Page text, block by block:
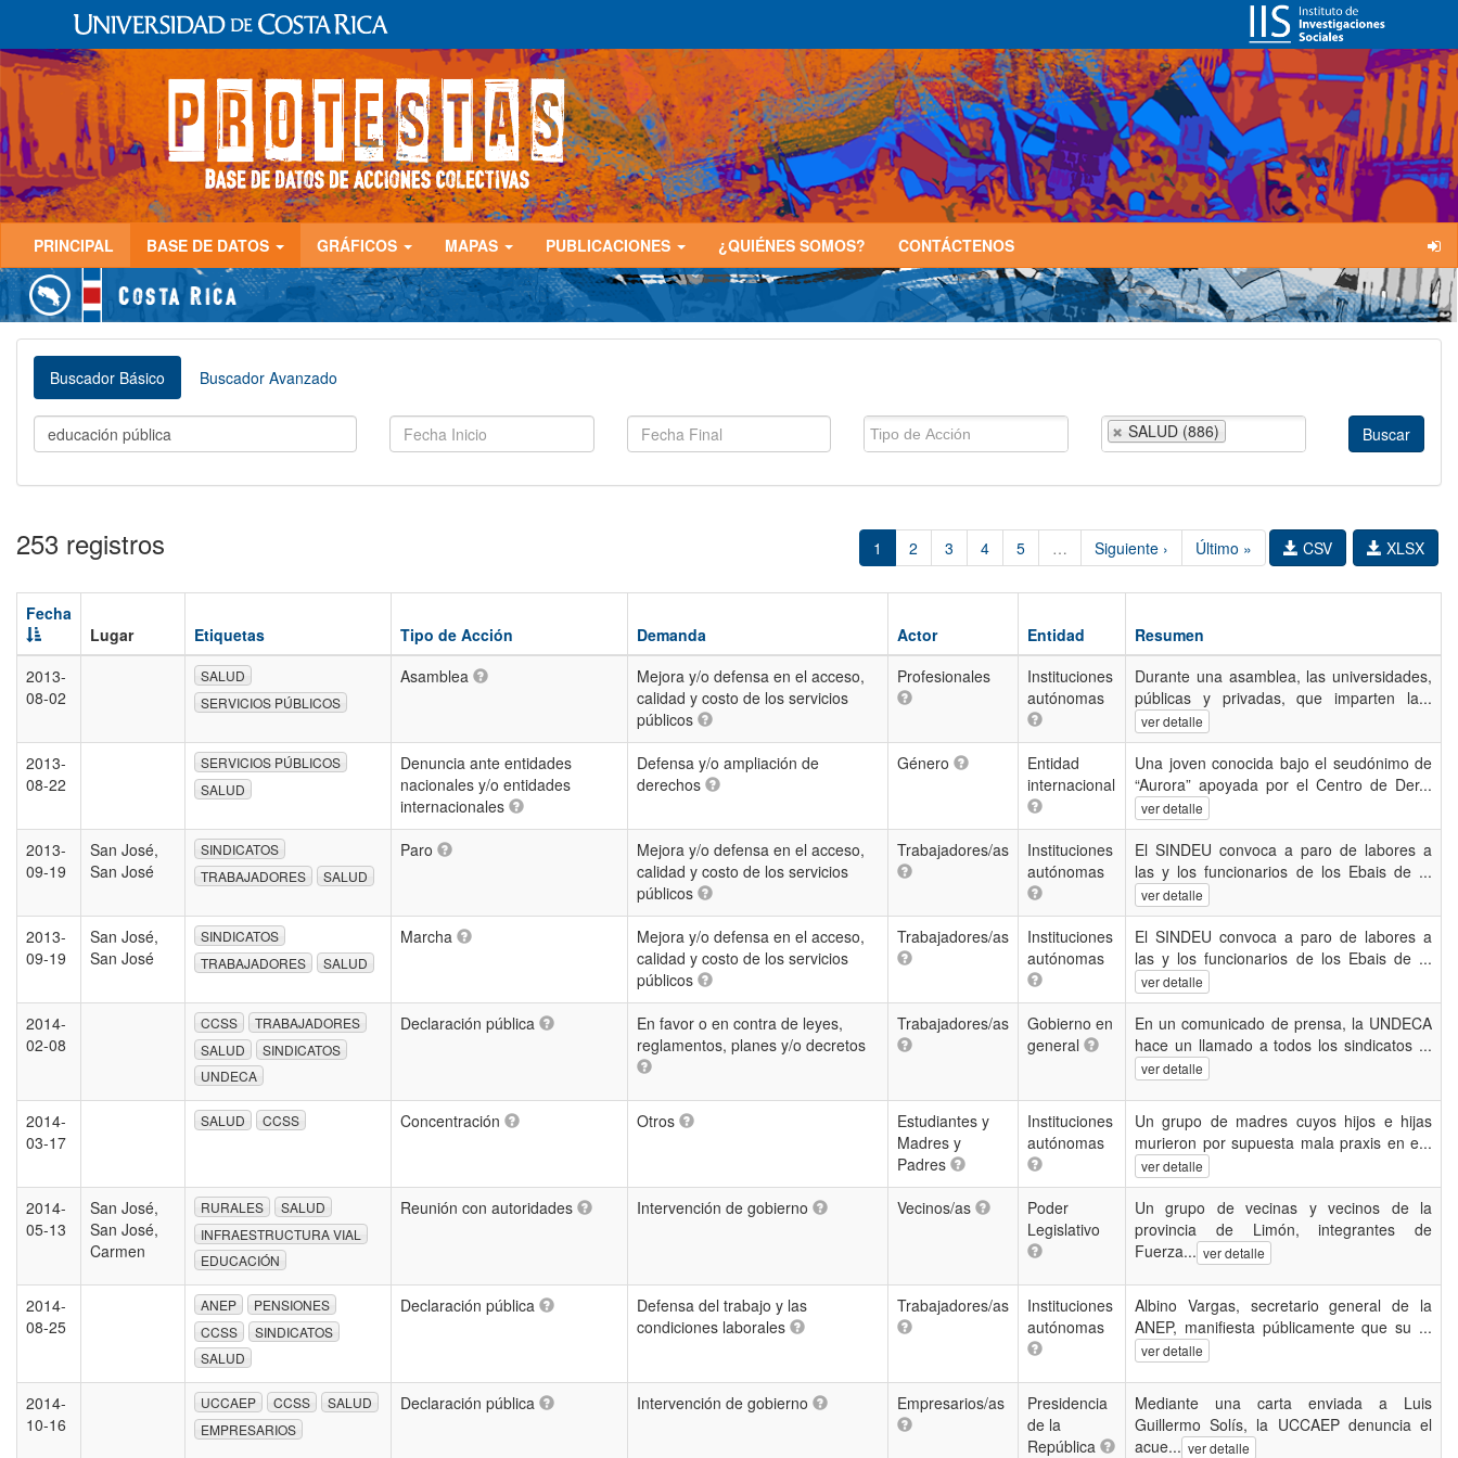
PRINCIPAL BASE DE DATOS GRÁFICOS MAPAS PUBLICACIONES ¿QUIÉNES SOMOS? CONTÁCTENOS
Buscador Básico Buscador Avanzado
SALUD (886)
253 registros 1 2 3 4 5 … Siguiente › Último » XLSX
CSV
Fecha
Lugar
Etiquetas Tipo de Acción Demanda Actor Entidad
Resumen
2013-
08-02
SALUD
SERVICIOS PÚBLICOS
Asamblea
Mejora y/o defensa en el acceso,
calidad y costo de los servicios
públicos
Profesionales
Instituciones
autónomas
Durante una asamblea, las universidades,
públicas y privadas, que imparten la...
ver detalle
2013-
08-22
SERVICIOS PÚBLICOS
SALUD
Denuncia ante entidades
nacionales y/o entidades
internacionales
Defensa y/o ampliación de
derechos
Género
Entidad
internacional
Una joven conocida bajo el seudónimo de
“Aurora” apoyada por el Centro de Der...
ver detalle
2013-
09-19
San José,
San José
SINDICATOS
TRABAJADORES
SALUD
Paro
Mejora y/o defensa en el acceso,
calidad y costo de los servicios
públicos
Trabajadores/as
Instituciones
autónomas
El SINDEU convoca a paro de labores a
las y los funcionarios de los Ebais de ...
ver detalle
2013-
09-19
San José,
San José
SINDICATOS
TRABAJADORES
SALUD
Marcha
Mejora y/o defensa en el acceso,
calidad y costo de los servicios
públicos
Trabajadores/as
Instituciones
autónomas
El SINDEU convoca a paro de labores a
las y los funcionarios de los Ebais de ...
ver detalle
2014-
02-08
CCSS
TRABAJADORES
SALUD
SINDICATOS
UNDECA
Declaración pública
En favor o en contra de leyes,
reglamentos, planes y/o decretos
Trabajadores/as
Gobierno en
general
En un comunicado de prensa, la UNDECA
hace un llamado a todos los sindicatos ...
ver detalle
2014-
03-17
SALUD CCSS Concentración Otros
Estudiantes y
Madres y
Padres
Instituciones
autónomas
Un grupo de madres cuyos hijos e hijas
murieron por supuesta mala praxis en e...
ver detalle
2014-
05-13
San José,
San José,
Carmen
RURALES
SALUD
INFRAESTRUCTURA VIAL
EDUCACIÓN
Reunión con autoridades Intervención de gobierno Vecinos/as
Poder
Legislativo
Un grupo de vecinas y vecinos de la
provincia de Limón, integrantes de
Fuerza... ver detalle
2014-
08-25
ANEP
PENSIONES
CCSS
SINDICATOS
SALUD
Declaración pública
Defensa del trabajo y las
condiciones laborales
Trabajadores/as
Instituciones
autónomas
Albino Vargas, secretario general de la
ANEP, manifiesta públicamente que su ...
ver detalle
2014-
10-16
UCCAEP CCSS
SALUD
EMPRESARIOS
Declaración pública Intervención de gobierno Empresarios/as
Presidencia
de la
República
Mediante una carta enviada a Luis
Guillermo Solís, la UCCAEP denuncia el
acue... ver detalle